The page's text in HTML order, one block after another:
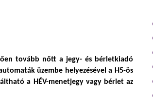
tovább nőtt a jegy- és bérletkiadó
üzembe helyezésével a H5-ös
a HÉV-menetjegy vagy bérlet az